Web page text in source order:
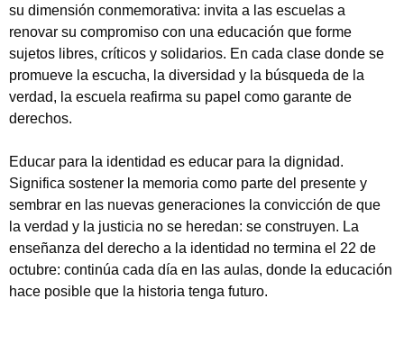
su dimensión conmemorativa: invita a las escuelas a
renovar su compromiso con una educación que forme
sujetos libres, críticos y solidarios. En cada clase donde se
promueve la escucha, la diversidad y la búsqueda de la
verdad, la escuela reafirma su papel como garante de
derechos.
Educar para la identidad es educar para la dignidad.
Significa sostener la memoria como parte del presente y
sembrar en las nuevas generaciones la convicción de que
la verdad y la justicia no se heredan: se construyen. La
enseñanza del derecho a la identidad no termina el 22 de
octubre: continúa cada día en las aulas, donde la educación
hace posible que la historia tenga futuro.